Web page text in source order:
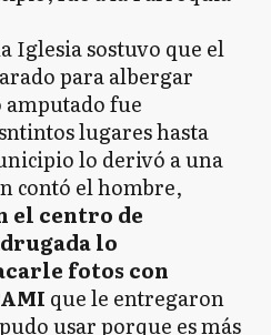
Iglesia sostuvo que el
para albergar
fue
lugares hasta
lo derivó a una
contó el hombre,
el centro de
lo
fotos con
que le entregaron
usar porque es más